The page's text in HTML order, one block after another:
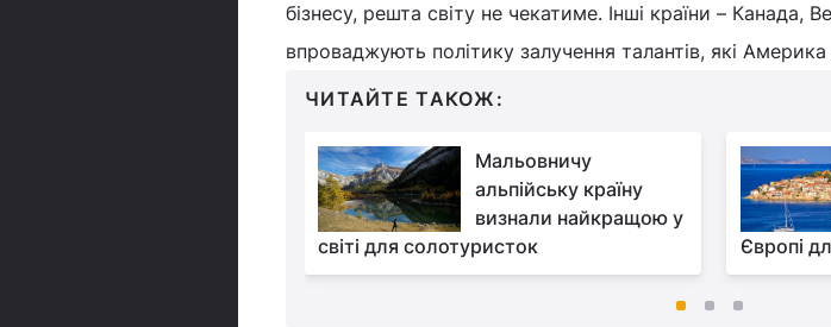
бізнесу, решта світу не чекатиме. Інші країни – Канада,
впроваджують політику залучення талантів, які
ЧИТАЙТЕ ТАКОЖ:
Мальовничу
альпійську країну
визнали найкращою у
світі для солотуристок
Європі